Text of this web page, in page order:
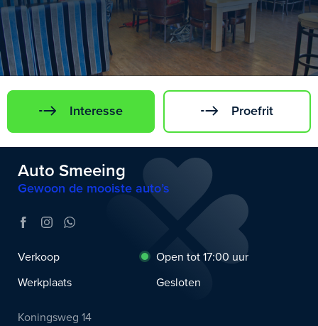
Interesse Proefrit
Auto Smeeing
Gewoon de mooiste auto’s
Verkoop
Open tot 17:00 uur
Werkplaats
Gesloten
Koningsweg 14